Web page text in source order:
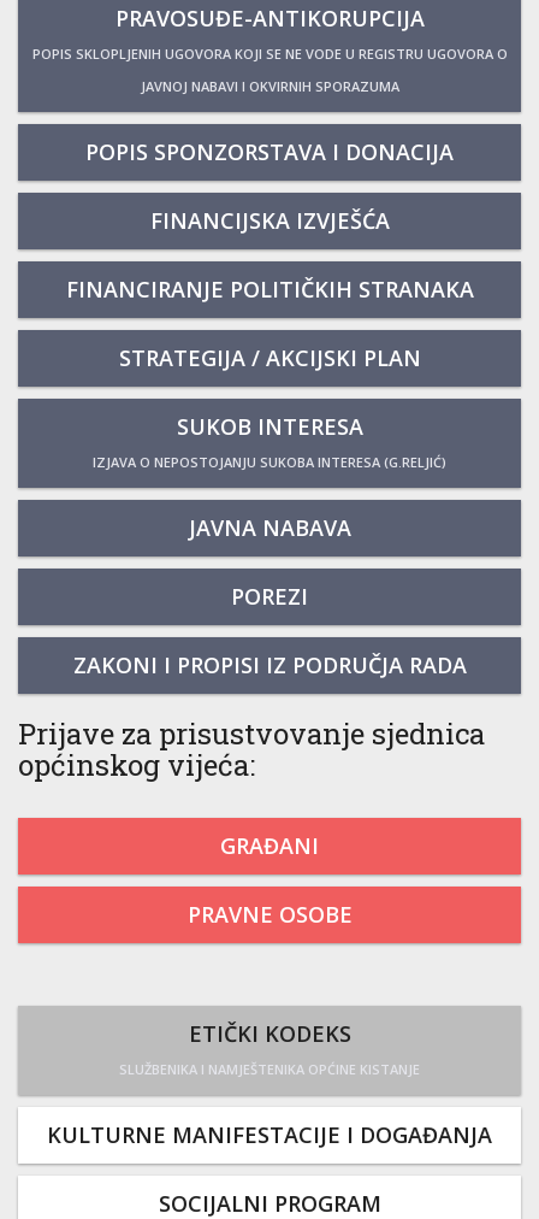
PRAVOSUĐE-ANTIKORUPCIJA
POPIS SKLOPLJENIH UGOVORA KOJI SE NE VODE U REGISTRU UGOVORA O
JAVNOJ NABAVI I OKVIRNIH SPORAZUMA
POPIS SPONZORSTAVA I DONACIJA
FINANCIJSKA IZVJEŠĆA
FINANCIRANJE POLITIČKIH STRANAKA
STRATEGIJA / AKCIJSKI PLAN
SUKOB INTERESA
IZJAVA O NEPOSTOJANJU SUKOBA INTERESA (G.RELJIĆ)
JAVNA NABAVA
POREZI
ZAKONI I PROPISI IZ PODRUČJA RADA
Prijave za prisustvovanje sjednica
općinskog vijeća:
GRAĐANI
PRAVNE OSOBE
ETIČKI KODEKS
SLUŽBENIKA I NAMJEŠTENIKA OPĆINE KISTANJE
KULTURNE MANIFESTACIJE I DOGAĐANJA
SOCIJALNI PROGRAM